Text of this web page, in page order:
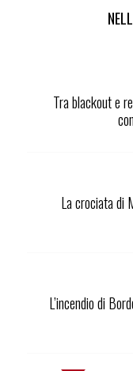
Tra blackout e
La crociata di
L’incendio di